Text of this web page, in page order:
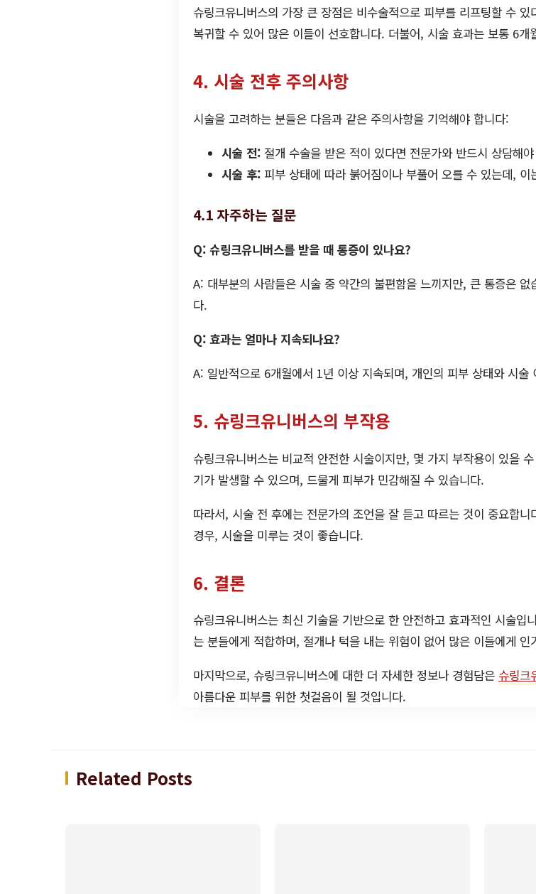
슈링크유니버스의 가장 큰 장점은 비수술적으로 피부를 리프팅할 수
복귀할 수 있어 많은 이들이 선호합니다. 더불어, 시술 효과는 보통 6개
4. 시술 전후 주의사항
시술을 고려하는 분들은 다음과 같은 주의사항을 기억해야 합니다:
시술 전: 절개 수술을 받은 적이 있다면 전문가와 반드시 상담해
시술 후: 피부 상태에 따라 붉어짐이나 부풀어 오를 수 있는데, 이
4.1 자주하는 질문
Q: 슈링크유니버스를 받을 때 통증이 있나요?
A: 대부분의 사람들은 시술 중 약간의 불편함을 느끼지만, 큰 통증은
다.
Q: 효과는 얼마나 지속되나요?
A: 일반적으로 6개월에서 1년 이상 지속되며, 개인의 피부 상태와 시술
5. 슈링크유니버스의 부작용
슈링크유니버스는 비교적 안전한 시술이지만, 몇 가지 부작용이 있을
기가 발생할 수 있으며, 드물게 피부가 민감해질 수 있습니다.
따라서, 시술 전 후에는 전문가의 조언을 잘 듣고 따르는 것이 중요합
경우, 시술을 미루는 것이 좋습니다.
6. 결론
슈링크유니버스는 최신 기술을 기반으로 한 안전하고 효과적인 시술입
는 분들에게 적합하며, 절개나 턱을 내는 위험이 없어 많은 이들에게 인
마지막으로, 슈링크유니버스에 대한 더 자세한 정보나 경험담은 슈링크
아름다운 피부를 위한 첫걸음이 될 것입니다.
Related Posts